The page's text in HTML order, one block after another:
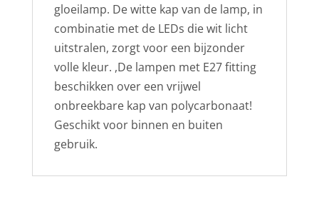
gloeilamp. De witte kap van de lamp, in
combinatie met de LEDs die wit licht
uitstralen, zorgt voor een bijzonder
volle kleur. ,De lampen met E27 fitting
beschikken over een vrijwel
onbreekbare kap van polycarbonaat!
Geschikt voor binnen en buiten
gebruik.